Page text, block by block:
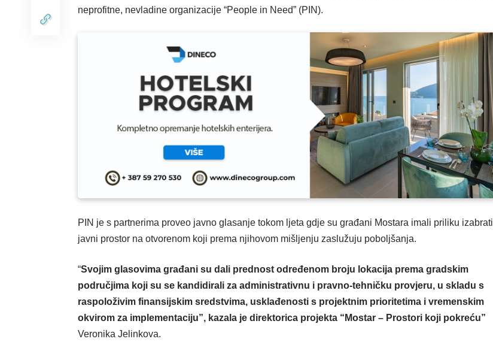
neprofitne, nevladine organizacije “People in Need” (PIN).
PIN je s partnerima proveo javno glasanje tokom ljeta gdje su građani Mostara imali priliku izabrati
javni prostor na otvorenom koji prema njihovom mišljenju zaslužuju poboljšanja.
“Svojim glasovima građani su dali prednost određenom broju lokacija prema gradskim
područjima koji su se kandidirali za administrativnu i pravno-tehničku provjeru, u skladu s
raspoloživim finansijskim sredstvima, usklađenosti s projektnim prioritetima i vremenskim
okvirom za implementaciju”, kazala je direktorica projekta “Mostar – Prostori koji pokreću”
Veronika Jelinkova.